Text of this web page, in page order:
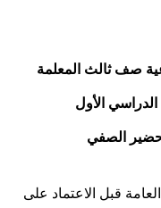
صف ثالث المعلمة
الدراسي الأول
الصفي
قبل الاعتماد على